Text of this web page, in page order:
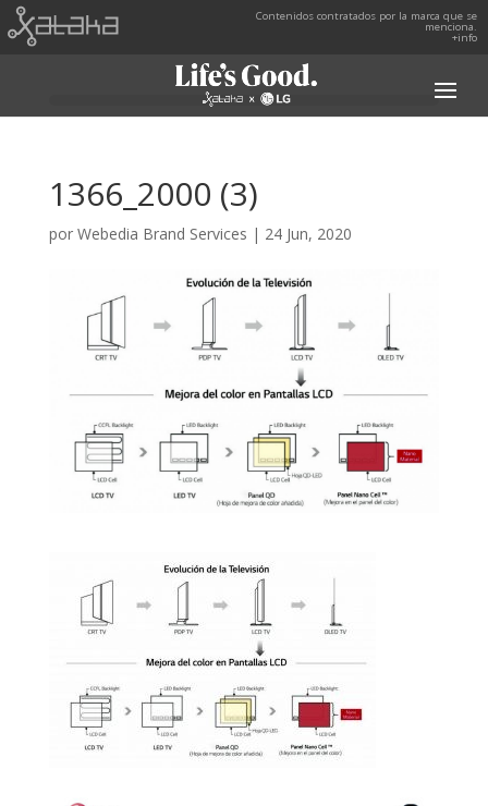
Contenidos contratados por la marca que se
menciona.
+info
1366_2000 (3)
por Webedia Brand Services | 24 Jun, 2020